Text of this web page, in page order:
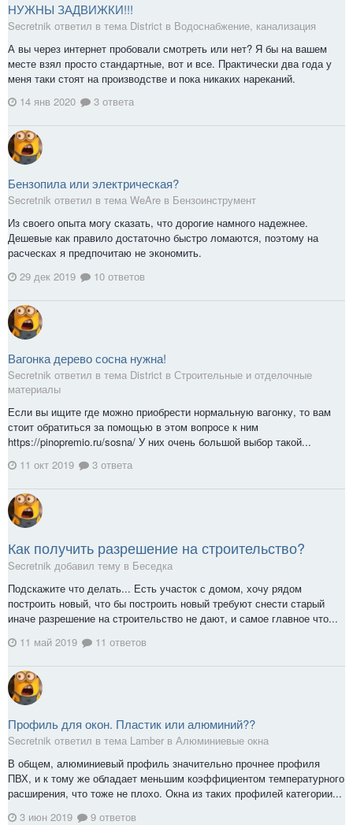
НУЖНЫ ЗАДВИЖКИ!!!
Secretnik ответил в тема District в Водоснабжение, канализация
А вы через интернет пробовали смотреть или нет? Я бы на вашем
месте взял просто стандартные, вот и все. Практически два года у
меня таки стоят на производстве и пока никаких нареканий.
14 янв 2020
3 ответа
Бензопила или электрическая?
Secretnik ответил в тема WeAre в Бензоинструмент
Из своего опыта могу сказать, что дорогие намного надежнее.
Дешевые как правило достаточно быстро ломаются, поэтому на
расческах я предпочитаю не экономить.
29 дек 2019
10 ответов
Вагонка дерево сосна нужна!
Secretnik ответил в тема District в Строительные и отделочные
материалы
Если вы ищите где можно приобрести нормальную вагонку, то вам
стоит обратиться за помощью в этом вопросе к ним
https://pinopremio.ru/sosna/ У них очень большой выбор такой...
11 окт 2019
3 ответа
Как получить разрешение на строительство?
Secretnik добавил тему в Беседка
Подскажите что делать... Есть участок с домом, хочу рядом
построить новый, что бы построить новый требуют снести старый
иначе разрешение на строительство не дают, и самое главное что...
11 май 2019
11 ответов
Профиль для окон. Пластик или алюминий??
Secretnik ответил в тема Lamber в Алюминиевые окна
В общем, алюминиевый профиль значительно прочнее профиля
ПВХ, и к тому же обладает меньшим коэффициентом температурного
расширения, что тоже не плохо. Окна из таких профилей категории...
3 июн 2019
9 ответов